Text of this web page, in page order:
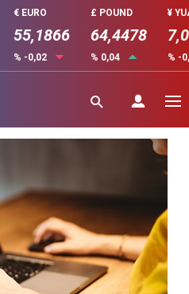
€ EURO
55,1866
% -0,02
£ POUND
64,4478
% 0,04
¥
% -